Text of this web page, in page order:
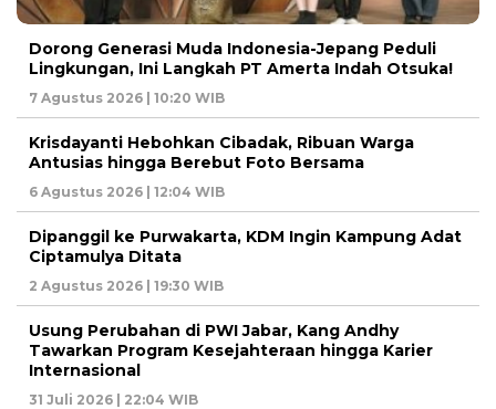
Dorong Generasi Muda Indonesia-Jepang Peduli
Lingkungan, Ini Langkah PT Amerta Indah Otsuka!
7 Agustus 2026 | 10:20 WIB
Krisdayanti Hebohkan Cibadak, Ribuan Warga
Antusias hingga Berebut Foto Bersama
6 Agustus 2026 | 12:04 WIB
Dipanggil ke Purwakarta, KDM Ingin Kampung Adat
Ciptamulya Ditata
2 Agustus 2026 | 19:30 WIB
Usung Perubahan di PWI Jabar, Kang Andhy
Tawarkan Program Kesejahteraan hingga Karier
Internasional
31 Juli 2026 | 22:04 WIB